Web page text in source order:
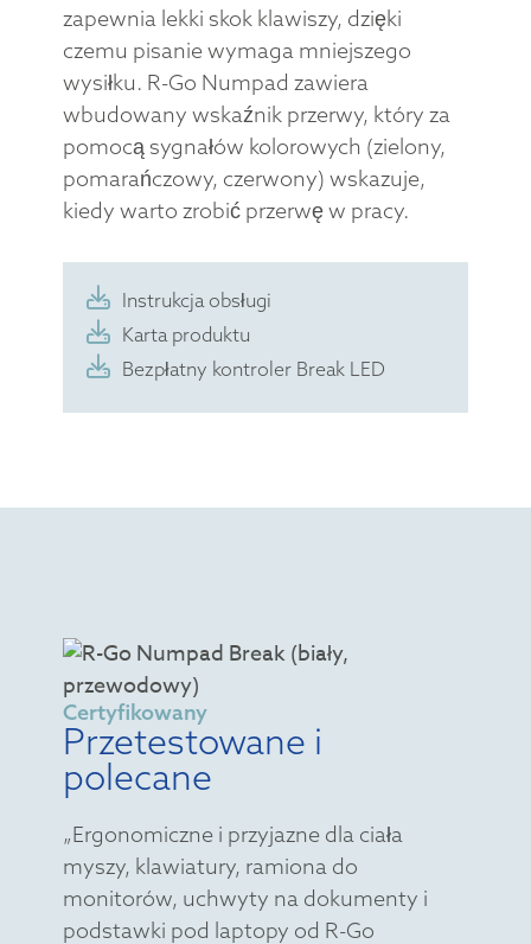
zapewnia lekki skok klawiszy, dzięki
czemu pisanie wymaga mniejszego
wysiłku. R-Go Numpad zawiera
wbudowany wskaźnik przerwy, który za
pomocą sygnałów kolorowych (zielony,
pomarańczowy, czerwony) wskazuje,
kiedy warto zrobić przerwę w pracy.
Instrukcja obsługi
Karta produktu
Bezpłatny kontroler Break LED
Certyfikowany
Przetestowane i
polecane
„Ergonomiczne i przyjazne dla ciała
myszy, klawiatury, ramiona do
monitorów, uchwyty na dokumenty i
podstawki pod laptopy od R-Go